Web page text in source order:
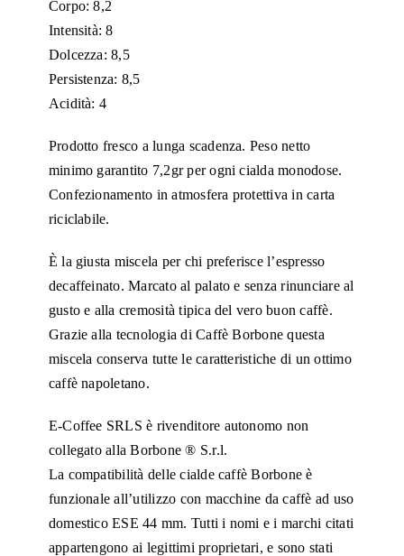
Corpo: 8,2
Intensità: 8
Dolcezza: 8,5
Persistenza: 8,5
Acidità: 4
Prodotto fresco a lunga scadenza. Peso netto
minimo garantito 7,2gr per ogni cialda monodose.
Confezionamento in atmosfera protettiva in carta
riciclabile.
È la giusta miscela per chi preferisce l’espresso
decaffeinato. Marcato al palato e senza rinunciare al
gusto e alla cremosità tipica del vero buon caffè.
Grazie alla tecnologia di Caffè Borbone questa
miscela conserva tutte le caratteristiche di un ottimo
caffè napoletano.
E-Coffee SRLS è rivenditore autonomo non
collegato alla Borbone ® S.r.l.
La compatibilità delle cialde caffè Borbone è
funzionale all’utilizzo con macchine da caffè ad uso
domestico ESE 44 mm. Tutti i nomi e i marchi citati
appartengono ai legittimi proprietari, e sono stati